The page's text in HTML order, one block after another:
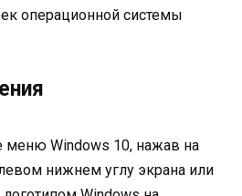
операционной системы
меню Windows 10, нажав на
нижнем углу экрана или